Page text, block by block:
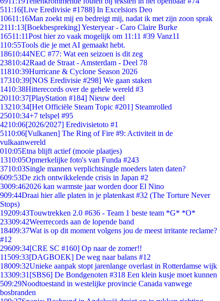
511:16[Live Eredivisie #1788] In Excelsiors Deo
10611:16Man zoekt mij en bedreigt mij, nadat ik met zijn zoon sprak
2111:13[Boekbespreking] Yesteryear - Caro Claire Burke
16511:11Post hier zo vaak mogelijk om 11:11 #39 Vanz11
110:55Tools die je met AI gemaakt hebt.
18610:44NEC #77: Wat een seizoen is dit zeg
23810:42Raad de Straat - Amsterdam - Deel 78
11810:39Hurricane & Cyclone Season 2026
17310:39[NOS Eredivisie #298] We gaan staken
1410:38Hitterecords over de gehele wereld #3
20110:37[PlayStation #184] Nieuw deel
13210:34[Het Officiële Steam Topic #201] Steamrolled
25010:34+7 telspel #95
4210:06[2026/2027] Eredivisietoto #1
5110:06[Vulkanen] The Ring of Fire #9: Activiteit in de
vulkaanwereld
010:05Etna blijft actief (mooie plaatjes)
1310:05Opmerkelijke foto's van Funda #243
3710:03Single mannen verplichtsingle moeders laten daten?
609:53De zich ontwikkelende crisis in Japan #2
3009:462026 kan warmste jaar worden door El Nino
909:44Draai hier alle platen in je platenkast #32 (The Torture Never
Stops)
19209:43Touwtrekken 2.0 #636 - Team 1 beste team *G* *O*
23309:42Weerrecords aan de lopende band
18409:37Wat is op dit moment volgens jou de meest irritante reclame?
#12
29609:34[CRE SC #160] Op naar de zomer!!
11509:33[DAGBOEK] De weg naar balans #12
18009:32Unieke aanpak stopt jarenlange overlast in Rotterdamse wijk
13309:31 [SBS6] De Bondgenoten #318 Een klein kusje moet kunnen
509:29Noodtoestand in westelijke provincie Canada vanwege
bosbranden